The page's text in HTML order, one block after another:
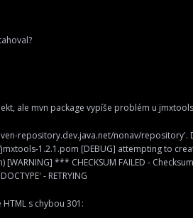
ale mvn package vypíše problém u
repository.dev.java.net/nonav/repository'.
1.2.1.pom [DEBUG] attempting to
*** CHECKSUM FAILED -
- RETRYING
s chybou 301: